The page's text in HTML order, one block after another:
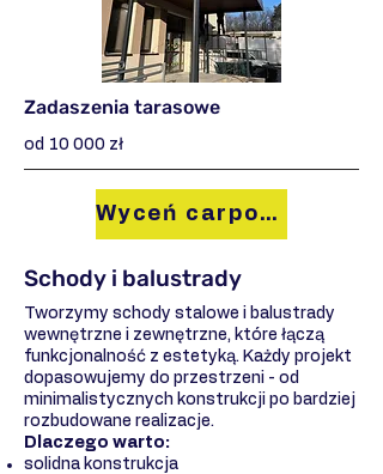
Zadaszenia tarasowe
od 10 000 zł
Wyceń carport
Schody i balustrady
Tworzymy schody stalowe i balustrady
wewnętrzne i zewnętrzne, które łączą
funkcjonalność z estetyką. Każdy projekt
dopasowujemy do przestrzeni - od
minimalistycznych konstrukcji po bardziej
rozbudowane realizacje.
Dlaczego warto:
solidna konstrukcja